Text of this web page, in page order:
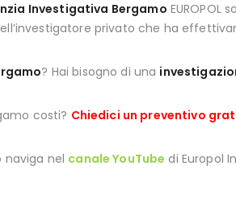
Investigativa Bergamo
privato che ha
? Hai bisogno di una
costi? Chiedici un preventivo
naviga nel canale YouTube di Europol